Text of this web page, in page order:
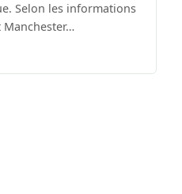
Selon les informations
Manchester…